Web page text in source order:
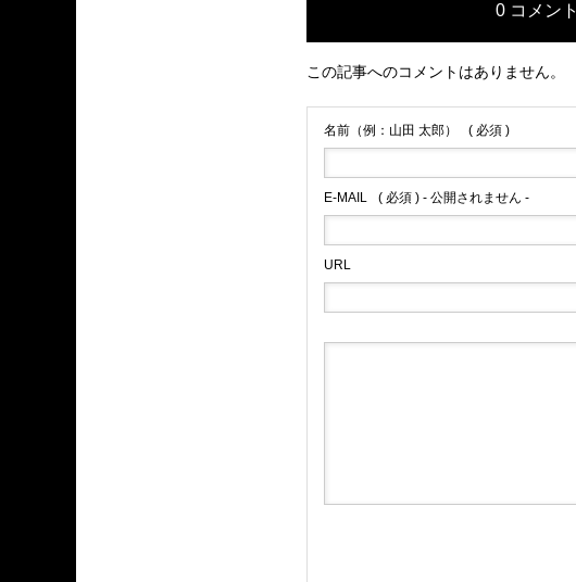
0 コメント
この記事へのコメントはありません。
名前（例：山田 太郎） ( 必須 )
E-MAIL ( 必須 ) - 公開されません -
URL